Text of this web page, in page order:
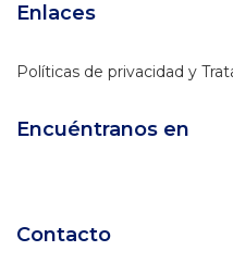
Enlaces
Políticas de privacidad y
Encuéntranos en
Contacto